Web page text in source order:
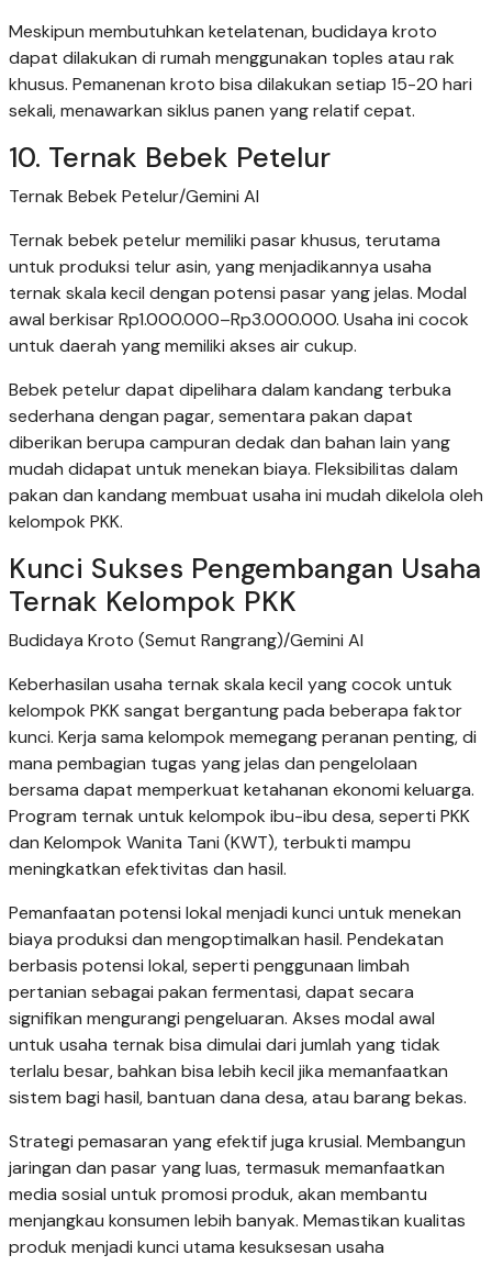
Meskipun membutuhkan ketelatenan, budidaya kroto
dapat dilakukan di rumah menggunakan toples atau rak
khusus. Pemanenan kroto bisa dilakukan setiap 15-20 hari
sekali, menawarkan siklus panen yang relatif cepat.
10. Ternak Bebek Petelur
Ternak Bebek Petelur/Gemini AI
Ternak bebek petelur memiliki pasar khusus, terutama
untuk produksi telur asin, yang menjadikannya usaha
ternak skala kecil dengan potensi pasar yang jelas. Modal
awal berkisar Rp1.000.000–Rp3.000.000. Usaha ini cocok
untuk daerah yang memiliki akses air cukup.
Bebek petelur dapat dipelihara dalam kandang terbuka
sederhana dengan pagar, sementara pakan dapat
diberikan berupa campuran dedak dan bahan lain yang
mudah didapat untuk menekan biaya. Fleksibilitas dalam
pakan dan kandang membuat usaha ini mudah dikelola oleh
kelompok PKK.
Kunci Sukses Pengembangan Usaha
Ternak Kelompok PKK
Budidaya Kroto (Semut Rangrang)/Gemini AI
Keberhasilan usaha ternak skala kecil yang cocok untuk
kelompok PKK sangat bergantung pada beberapa faktor
kunci. Kerja sama kelompok memegang peranan penting, di
mana pembagian tugas yang jelas dan pengelolaan
bersama dapat memperkuat ketahanan ekonomi keluarga.
Program ternak untuk kelompok ibu-ibu desa, seperti PKK
dan Kelompok Wanita Tani (KWT), terbukti mampu
meningkatkan efektivitas dan hasil.
Pemanfaatan potensi lokal menjadi kunci untuk menekan
biaya produksi dan mengoptimalkan hasil. Pendekatan
berbasis potensi lokal, seperti penggunaan limbah
pertanian sebagai pakan fermentasi, dapat secara
signifikan mengurangi pengeluaran. Akses modal awal
untuk usaha ternak bisa dimulai dari jumlah yang tidak
terlalu besar, bahkan bisa lebih kecil jika memanfaatkan
sistem bagi hasil, bantuan dana desa, atau barang bekas.
Strategi pemasaran yang efektif juga krusial. Membangun
jaringan dan pasar yang luas, termasuk memanfaatkan
media sosial untuk promosi produk, akan membantu
menjangkau konsumen lebih banyak. Memastikan kualitas
produk menjadi kunci utama kesuksesan usaha